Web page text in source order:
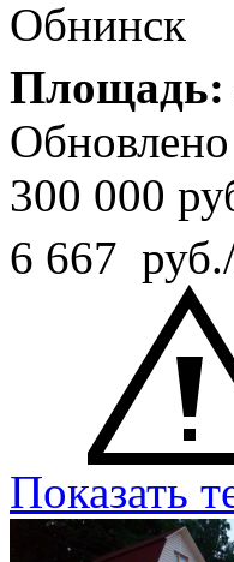
Обнинск
Площадь:
300 000
6 667
Показать